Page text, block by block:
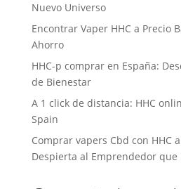
Nuevo Universo
Encontrar Vaper HHC a Precio
Ahorro
HHC-p comprar en España:
de Bienestar
A 1 click de distancia: HHC
Spain
Comprar vapers Cbd con HHC
Despierta al Emprendedor que